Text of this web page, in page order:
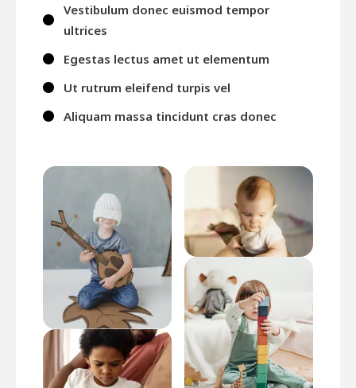
Vestibulum donec euismod tempor
ultrices
Egestas lectus amet ut elementum
Ut rutrum eleifend turpis vel
Aliquam massa tincidunt cras donec